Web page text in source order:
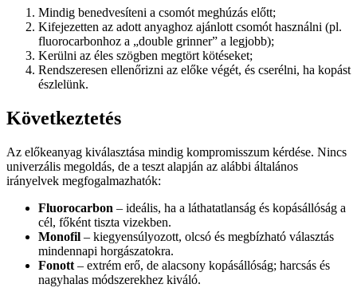
Mindig benedvesíteni a csomót meghúzás előtt;
Kifejezetten az adott anyaghoz ajánlott csomót használni (pl.
fluorocarbonhoz a „double grinner” a legjobb);
Kerülni az éles szögben megtört kötéseket;
Rendszeresen ellenőrizni az előke végét, és cserélni, ha kopást
észlelünk.
Következtetés
Az előkeanyag kiválasztása mindig kompromisszum kérdése. Nincs
univerzális megoldás, de a teszt alapján az alábbi általános
irányelvek megfogalmazhatók:
Fluorocarbon – ideális, ha a láthatatlanság és kopásállóság a
cél, főként tiszta vizekben.
Monofil – kiegyensúlyozott, olcsó és megbízható választás
mindennapi horgászatokra.
Fonott – extrém erő, de alacsony kopásállóság; harcsás és
nagyhalas módszerekhez kiváló.